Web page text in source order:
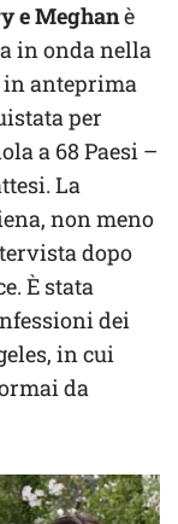
e Meghanè
in onda nella
in anteprima
per
a 68 Paesi –
La
non meno
dopo
È stata
dei
in cui
da